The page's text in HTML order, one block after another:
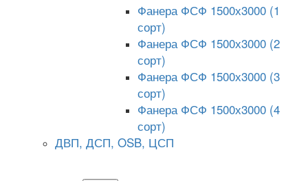
Фанера ФСФ 1500х3000 (1
сорт)
Фанера ФСФ 1500х3000 (2
сорт)
Фанера ФСФ 1500х3000 (3
сорт)
Фанера ФСФ 1500х3000 (4
сорт)
ДВП, ДСП, OSB, ЦСП